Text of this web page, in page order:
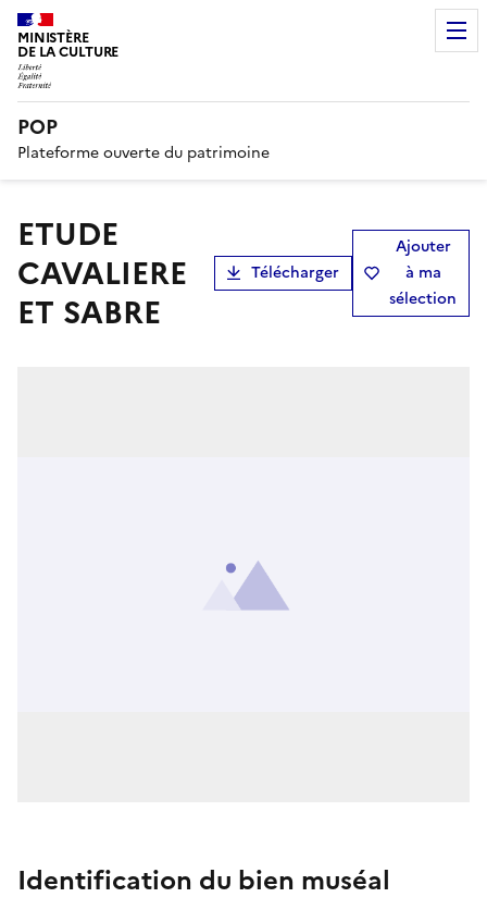
MINISTÈRE
DE LA CULTURE
POP
Plateforme ouverte du patrimoine
ETUDE
CAVALIERE
ET SABRE
Télécharger
Ajouter
à ma
sélection
Identification du bien muséal